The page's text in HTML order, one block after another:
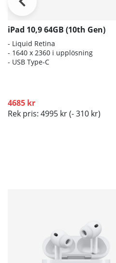
iPad 10,9 64GB (10th Gen)
- Liquid Retina
- 1640 x 2360 i upplösning
- USB Type-C
4685 kr
Rek pris: 4995 kr(- 310 kr)